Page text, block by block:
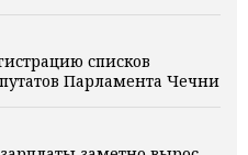
списков
Парламента Чечни